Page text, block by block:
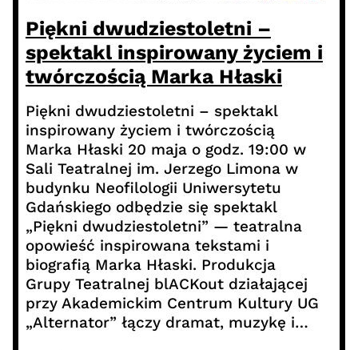
Piękni dwudziestoletni –
spektakl inspirowany życiem i
twórczością Marka Hłaski
Piękni dwudziestoletni – spektakl
inspirowany życiem i twórczością
Marka Hłaski 20 maja o godz. 19:00 w
Sali Teatralnej im. Jerzego Limona w
budynku Neofilologii Uniwersytetu
Gdańskiego odbędzie się spektakl
„Piękni dwudziestoletni” — teatralna
opowieść inspirowana tekstami i
biografią Marka Hłaski. Produkcja
Grupy Teatralnej blACKout działającej
przy Akademickim Centrum Kultury UG
„Alternator” łączy dramat, muzykę i…